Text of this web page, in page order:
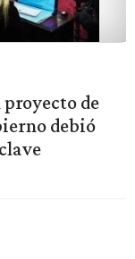
proyecto de
debió